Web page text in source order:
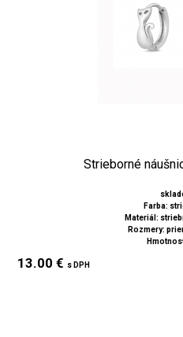
Strieborné
Farba:
Materiál:
Rozmery:
13.00 € s DPH